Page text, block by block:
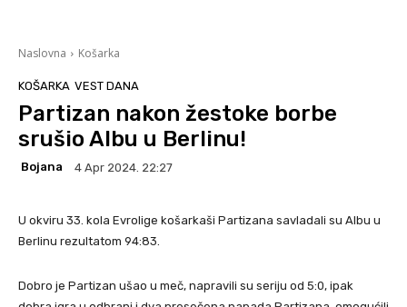
Naslovna Košarka
KOŠARKA VEST DANA
Partizan nakon žestoke borbe
srušio Albu u Berlinu!
Bojana 4 Apr 2024. 22:27
U okviru 33. kola Evrolige košarkaši Partizana savladali su Albu u
Berlinu rezultatom 94:83.
Dobro je Partizan ušao u meč, napravili su seriju od 5:0, ipak